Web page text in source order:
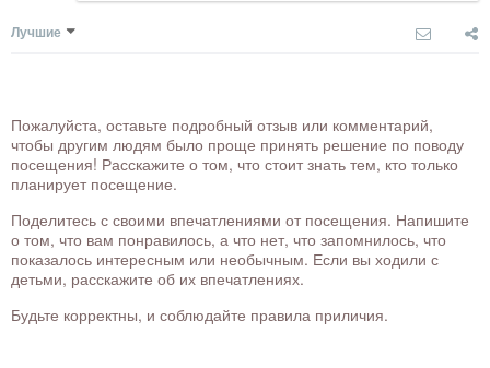
Лучшие
Пожалуйста, оставьте подробный отзыв или комментарий,
чтобы другим людям было проще принять решение по поводу
посещения! Расскажите о том, что стоит знать тем, кто только
планирует посещение.
Поделитесь с своими впечатлениями от посещения. Напишите
о том, что вам понравилось, а что нет, что запомнилось, что
показалось интересным или необычным. Если вы ходили с
детьми, расскажите об их впечатлениях.
Будьте корректны, и соблюдайте правила приличия.